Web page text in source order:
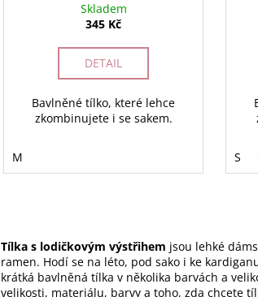
Skladem
345 Kč
DETAIL
Bavlněné tílko, které lehce
zkombinujete i se sakem.
M S
Tílka s lodičkovým výstřihem jsou lehké
ramen. Hodí se na léto, pod sako i ke
krátká bavlněná tílka v několika barvách a
velikosti, materiálu, barvy a toho, zda chcete